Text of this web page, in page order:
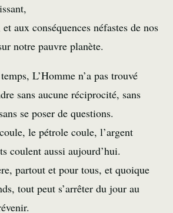
aux conséquences néfastes de nos
notre pauvre planète.
L’Homme n’a pas trouvé
sans aucune réciprocité, sans
se poser de questions.
le pétrole coule, l’argent
coulent aussi aujourd’hui.
partout et pour tous, et quoique
tout peut s’arrêter du jour au